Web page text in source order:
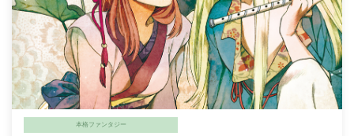
本格ファンタジー